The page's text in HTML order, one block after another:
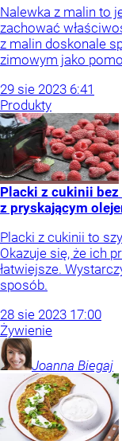
Nalewka z malin to
zachować
z malin doskonale
zimowym jako
29 sie 2023 6:41
Produkty
Placki z cukinii
z pryskającym
Placki z cukinii to
Okazuje się, że ich
łatwiejsze.
sposób.
28 sie 2023 17:00
Żywienie
Joanna Biegaj